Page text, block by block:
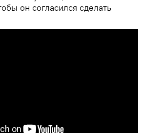
он согласился сделать